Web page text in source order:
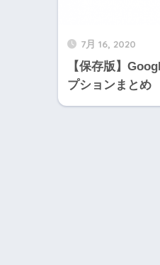
7月 16, 2020
【保存版】
プションまとめ